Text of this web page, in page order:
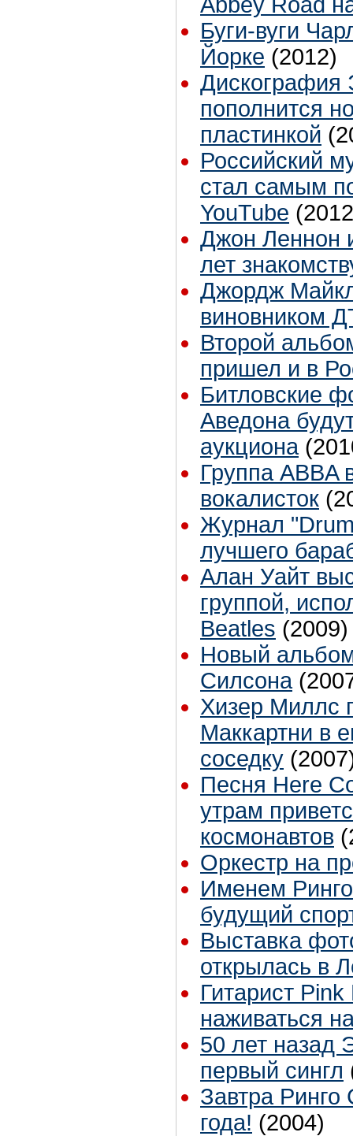
Буги-вуги
Йорке (2012)
Дискография
пополнится
пластинкой
Российский
стал самым
YouTube
Джон Леннон
лет
Джордж
виновником
Второй
пришел и в
Битловские
Аведона
аукциона
Группа ABBA
вокалисток
Журнал
лучшего
Алан Уайт
группой,
Beatles (2009)
Новый
Силсона
Хизер Миллс
Маккартни в
соседку
Песня Here
утрам
космонавтов
Оркестр на
Именем
будущий
Выставка
открылась в
Гитарист
наживаться
50 лет назад
первый сингл
Завтра Ринго
года! (2004)